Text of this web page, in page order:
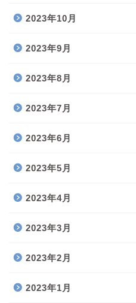
2023年10月
2023年9月
2023年8月
2023年7月
2023年6月
2023年5月
2023年4月
2023年3月
2023年2月
2023年1月